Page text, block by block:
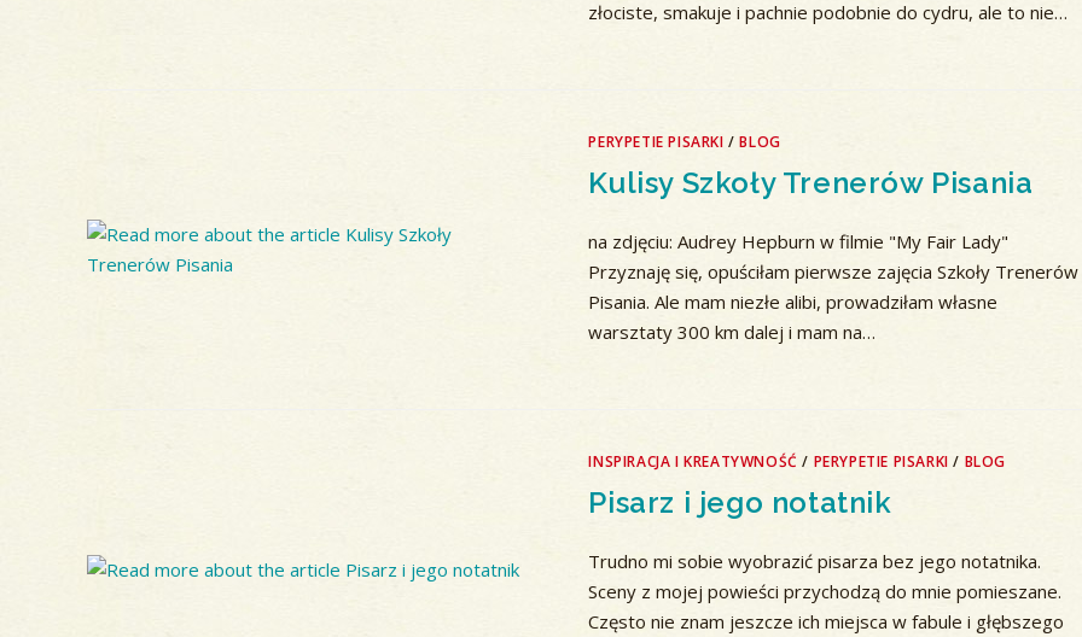
złociste, smakuje i pachnie podobnie do cydru, ale to nie…
PERYPETIE PISARKI /BLOG
Kulisy Szkoły Trenerów Pisania
na zdjęciu: Audrey Hepburn w filmie "My Fair Lady"
Przyznaję się, opuściłam pierwsze zajęcia Szkoły Trenerów
Pisania. Ale mam niezłe alibi, prowadziłam własne
warsztaty 300 km dalej i mam na…
INSPIRACJA I KREATYWNOŚĆ / PERYPETIE PISARKI / BLOG
Pisarz i jego notatnik
Trudno mi sobie wyobrazić pisarza bez jego notatnika.
Sceny z mojej powieści przychodzą do mnie pomieszane.
Często nie znam jeszcze ich miejsca w fabule i głębszego